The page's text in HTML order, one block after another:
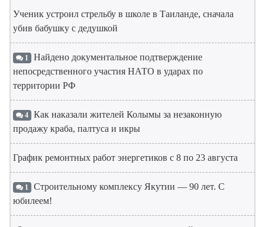
Ученик устроил стрельбу в школе в Таиланде, сначала
убив бабушку с дедушкой
1 Найдено документальное подтверждение
непосредственного участия НАТО в ударах по
территории РФ
4 Как наказали жителей Колымы за незаконную
продажу краба, палтуса и икры
График ремонтных работ энергетиков с 8 по 23 августа
1 Строительному комплексу Якутии — 90 лет. С
юбилеем!